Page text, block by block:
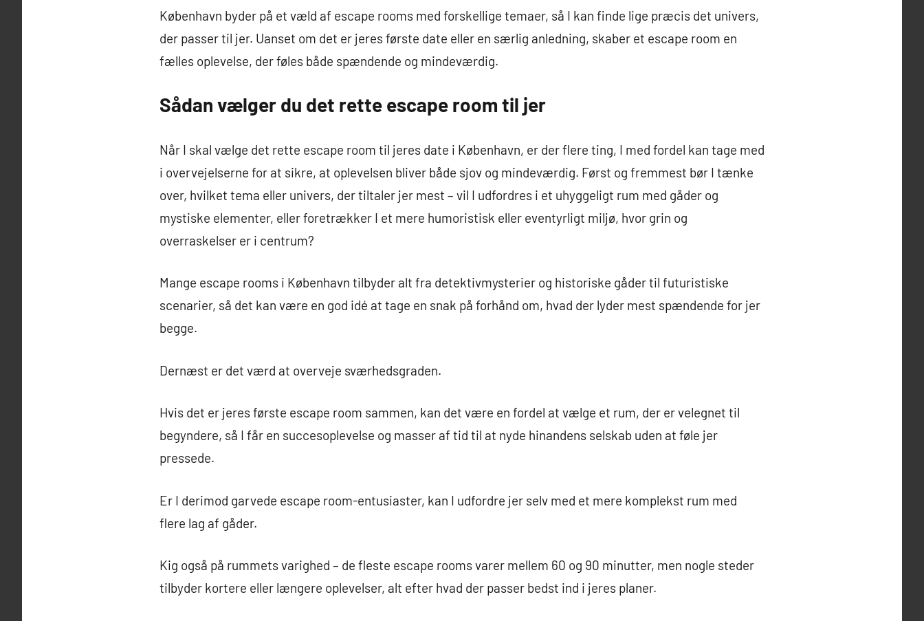
København byder på et væld af escape rooms med forskellige temaer, så I kan finde lige præcis det univers,
der passer til jer. Uanset om det er jeres første date eller en særlig anledning, skaber et escape room en
fælles oplevelse, der føles både spændende og mindeværdig.
Sådan vælger du det rette escape room til jer
Når I skal vælge det rette escape room til jeres date i København, er der flere ting, I med fordel kan tage med
i overvejelserne for at sikre, at oplevelsen bliver både sjov og mindeværdig. Først og fremmest bør I tænke
over, hvilket tema eller univers, der tiltaler jer mest – vil I udfordres i et uhyggeligt rum med gåder og
mystiske elementer, eller foretrækker I et mere humoristisk eller eventyrligt miljø, hvor grin og
overraskelser er i centrum?
Mange escape rooms i København tilbyder alt fra detektivmysterier og historiske gåder til futuristiske
scenarier, så det kan være en god idé at tage en snak på forhånd om, hvad der lyder mest spændende for jer
begge.
Dernæst er det værd at overveje sværhedsgraden.
Hvis det er jeres første escape room sammen, kan det være en fordel at vælge et rum, der er velegnet til
begyndere, så I får en succesoplevelse og masser af tid til at nyde hinandens selskab uden at føle jer
pressede.
Er I derimod garvede escape room-entusiaster, kan I udfordre jer selv med et mere komplekst rum med
flere lag af gåder.
Kig også på rummets varighed – de fleste escape rooms varer mellem 60 og 90 minutter, men nogle steder
tilbyder kortere eller længere oplevelser, alt efter hvad der passer bedst ind i jeres planer.